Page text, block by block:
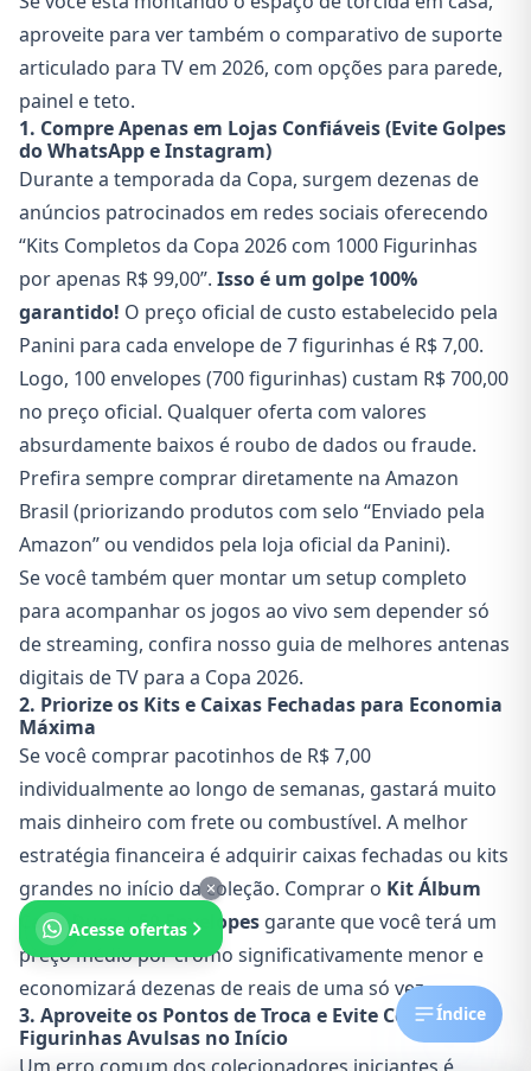
Índice
aproveite para ver também o comparativo desuporte
articulado para TV em 2026, com opções para parede,
painel e teto.
1. Compre Apenas em Lojas Confiáveis (Evite Golpes
do WhatsApp e Instagram)
Durante a temporada da Copa, surgem dezenas de
anúncios patrocinados em redes sociais oferecendo
“Kits Completos da Copa 2026 com 1000 Figurinhas
por apenas R$ 99,00”. Isso é um golpe 100%
garantido! O preço oficial de custo estabelecido pela
Panini para cada envelope de 7 figurinhas é R$ 7,00.
Logo, 100 envelopes (700 figurinhas) custam R$ 700,00
no preço oficial. Qualquer oferta com valores
absurdamente baixos é roubo de dados ou fraude.
Prefira sempre comprar diretamente na Amazon
Brasil (priorizando produtos com selo “Enviado pela
Amazon” ou vendidos pela loja oficial da Panini).
Se você também quer montar um setup completo
para acompanhar os jogos ao vivo sem depender só
de streaming, confira nosso guia de melhores antenas
digitais de TV para a Copa 2026.
2. Priorize os Kits e Caixas Fechadas para Economia
Máxima
Se você comprar pacotinhos de R$ 7,00
individualmente ao longo de semanas, gastará muito
mais dinheiro com frete ou combustível. A melhor
estratégia financeira é adquirir caixas fechadas ou kits
grandes no início da coleção. Comprar o Kit Álbum
Capa Dura + 50 Envelopes garante que você terá um
preço médio por cromo significativamente menor e
economizará dezenas de reais de uma só vez.
3. Aproveite os Pontos de Troca e Evite Comprar
Figurinhas Avulsas no Início
Acesse ofertas